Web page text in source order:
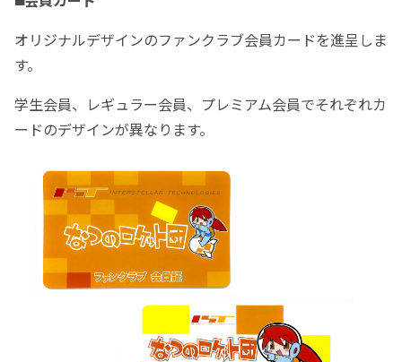
オリジナルデザインのファンクラブ会員カードを進呈しま
す。
学生会員、レギュラー会員、プレミアム会員でそれぞれカ
ードのデザインが異なります。